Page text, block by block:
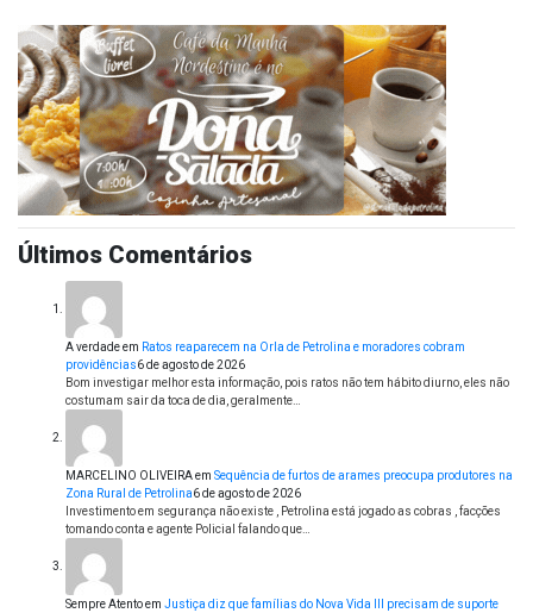
Últimos Comentários
A verdadeem Ratos reaparecem na Orla de Petrolina e moradores cobram
providências6 de agosto de 2026
Bom investigar melhor esta informação, pois ratos não tem hábito diurno, eles não
costumam sair da toca de dia, geralmente…
MARCELINO OLIVEIRAem Sequência de furtos de arames preocupa produtores na
Zona Rural de Petrolina6 de agosto de 2026
Investimento em segurança não existe , Petrolina está jogado as cobras , facções
tomando conta e agente Policial falando que…
Sempre Atentoem Justiça diz que famílias do Nova Vida III precisam de suporte